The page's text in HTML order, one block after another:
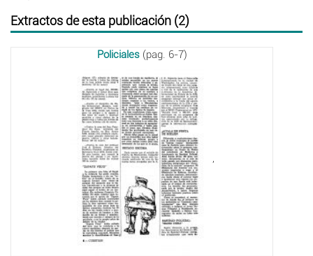
Extractos de esta publicación (2)
Policiales(pag. 6-7)
,